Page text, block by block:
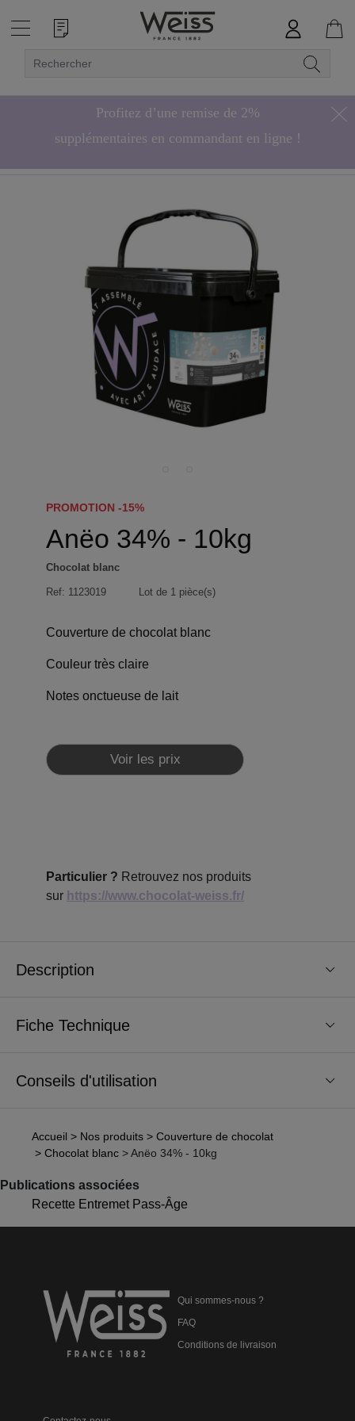
Profitez d’une remise de 2%
supplémentaires en commandant en ligne !
PROMOTION -15%
Anëo 34% - 10kg
Chocolat blanc
Ref: 1123019 Lot de 1 pièce(s)
Couverture de chocolat blanc
Couleur très claire
Notes onctueuse de lait
Voir les prix
Particulier ? Retrouvez nos produits
sur https://www.chocolat-weiss.fr/
Description
Fiche Technique
Conseils d'utilisation
Accueil > Nos produits > Couverture de chocolat
> Chocolat blanc > Anëo 34% - 10kg
Publications associées
Recette Entremet Pass-Âge
Qui sommes-nous ?
FAQ
Conditions de livraison